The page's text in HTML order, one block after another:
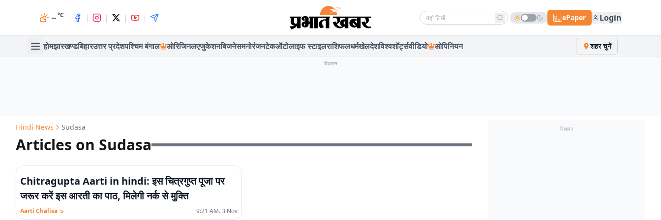
--°C | | | | Search news ePaper Login
होमझारखण्डबिहारउत्तर प्रदेशपश्चिम बंगाल ओरिजिनलएजुकेशनबिजनेसमनोरंजनटेकऑटोलाइफ स्टाइलराशिफलधर्मखेलदेशविश्वशॉर्ट्सवीडियो ओपिनियन शहर चुनें
विज्ञापन
Hindi News Sudasa
Articles on Sudasa
Chitragupta Aarti in hindi: इस चित्रगुप्त पूजा पर
जरूर करें इस आरती का पाठ, मिलेगी नर्क से मुक्ति
Aarti Chalisa > 9:21 AM. 3 Nov
विज्ञापन